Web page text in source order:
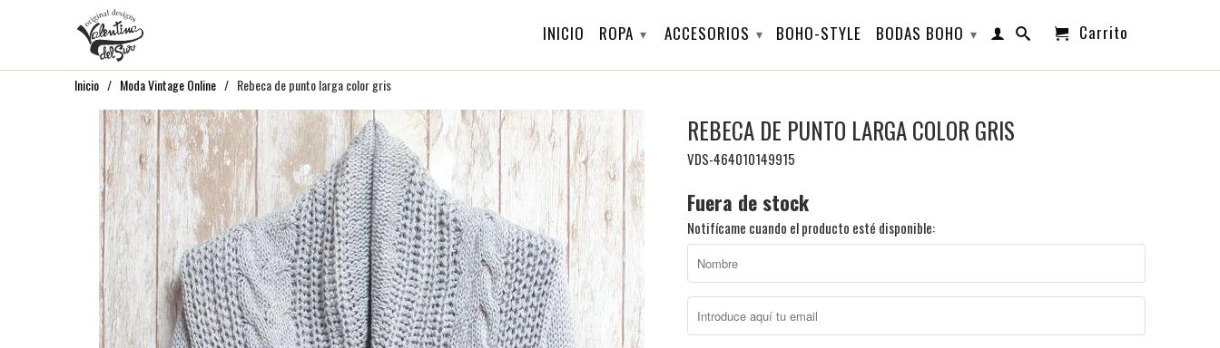
INICIO ROPA ▾ ACCESORIOS ▾ BOHO-STYLE BODAS BOHO ▾ Carrito
Inicio / Moda Vintage Online / Rebeca de punto larga color gris
REBECA DE PUNTO LARGA COLOR GRIS
VDS-464010149915
Fuera de stock
Notifícame cuando el producto esté disponible: